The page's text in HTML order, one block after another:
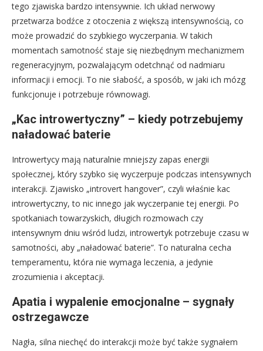
tego zjawiska bardzo intensywnie. Ich układ nerwowy
przetwarza bodźce z otoczenia z większą intensywnością, co
może prowadzić do szybkiego wyczerpania. W takich
momentach samotność staje się niezbędnym mechanizmem
regeneracyjnym, pozwalającym odetchnąć od nadmiaru
informacji i emocji. To nie słabość, a sposób, w jaki ich mózg
funkcjonuje i potrzebuje równowagi.
„Kac introwertyczny” – kiedy potrzebujemy
naładować baterie
Introwertycy mają naturalnie mniejszy zapas energii
społecznej, który szybko się wyczerpuje podczas intensywnych
interakcji. Zjawisko „introvert hangover”, czyli właśnie kac
introwertyczny, to nic innego jak wyczerpanie tej energii. Po
spotkaniach towarzyskich, długich rozmowach czy
intensywnym dniu wśród ludzi, introwertyk potrzebuje czasu w
samotności, aby „naładować baterie”. To naturalna cecha
temperamentu, która nie wymaga leczenia, a jedynie
zrozumienia i akceptacji.
Apatia i wypalenie emocjonalne – sygnały
ostrzegawcze
Nagła, silna niechęć do interakcji może być także sygnałem